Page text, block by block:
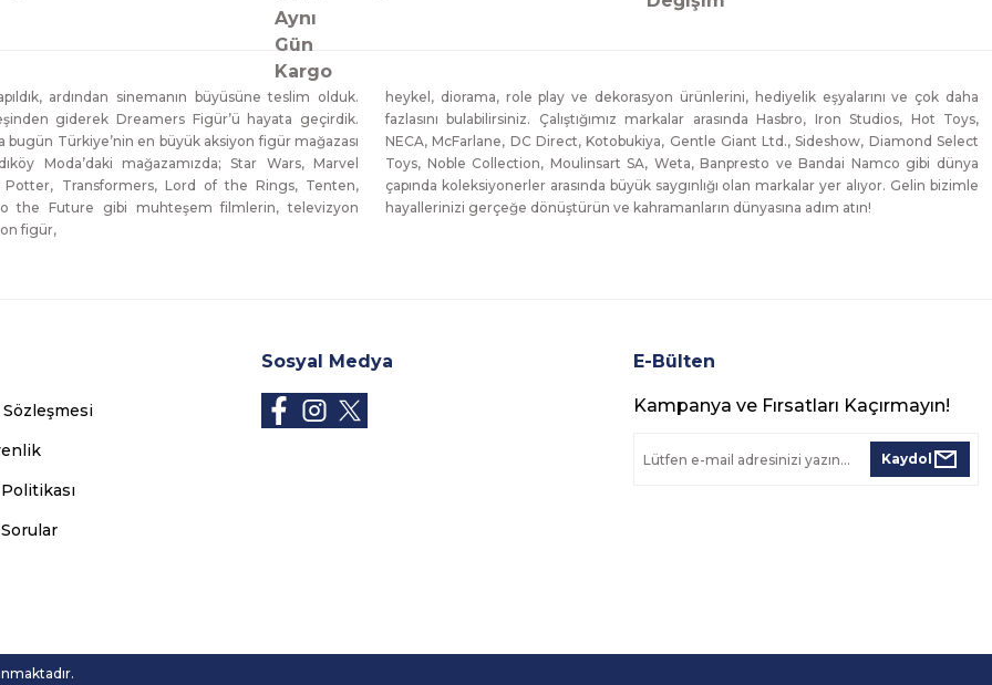
ardından sinemanın büyüsüne teslim olduk.
giderek Dreamers Figür’ü hayata geçirdik.
bugün Türkiye’nin en büyük aksiyon figür mağazası
Moda’daki mağazamızda; Star Wars, Marvel
Potter, Transformers, Lord of the Rings, Tenten,
the Future gibi muhteşem filmlerin, televizyon
figür,
heykel, diorama, role play ve dekorasyon ürünlerini, hediyelik eşyalarını ve çok daha
fazlasını bulabilirsiniz. Çalıştığımız markalar arasında Hasbro, Iron Studios, Hot Toys,
NECA, McFarlane, DC Direct, Kotobukiya, Gentle Giant Ltd., Sideshow, Diamond Select
Toys, Noble Collection, Moulinsart SA, Weta, Banpresto ve Bandai Namco gibi dünya
çapında koleksiyonerler arasında büyük saygınlığı olan markalar yer alıyor. Gelin bizimle
hayallerinizi gerçeğe dönüştürün ve kahramanların dünyasına adım atın!
Sözleşmesi
Sosyal Medya E-Bülten
Kampanya ve Fırsatları Kaçırmayın!
Kaydol